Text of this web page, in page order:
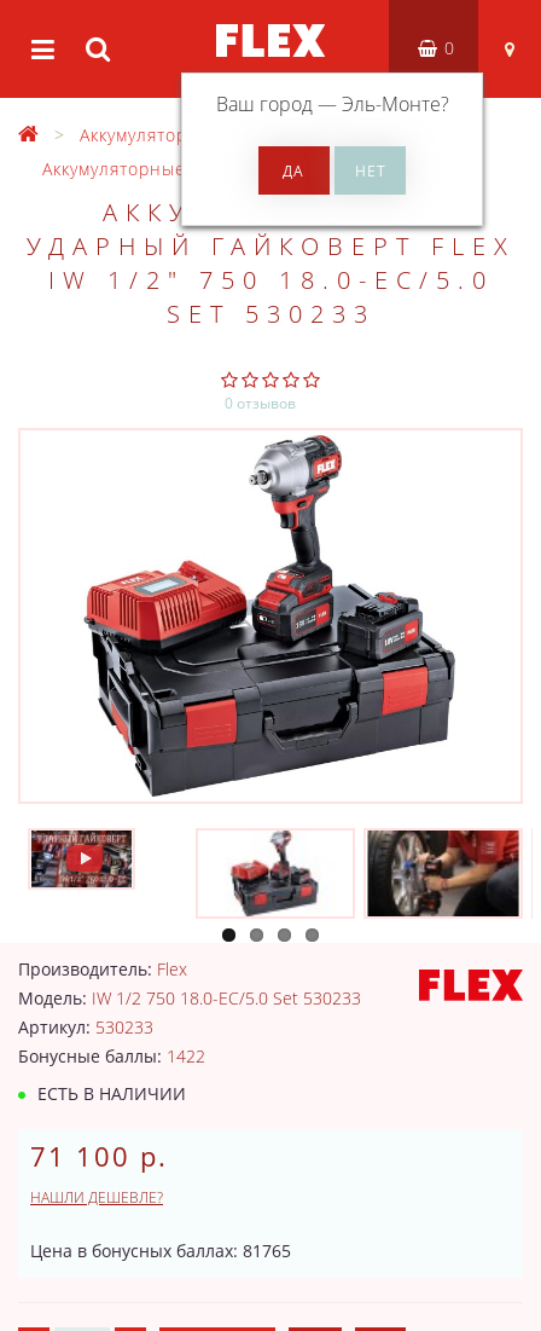
Ваш город —Эль-Монте?
0
Аккумуляторный инструмент
Аккумуляторные гайковерты
АККУМУЛЯТОРНЫЙ
УДАРНЫЙ ГАЙКОВЕРТ FLEX
IW 1/2" 750 18.0-EC/5.0
SET 530233
0 отзывов
Производитель: Flex
Модель: IW 1/2 750 18.0-EC/5.0 Set 530233
Артикул: 530233
Бонусные баллы: 1422
ЕСТЬ В НАЛИЧИИ
71 100 р.
НАШЛИ ДЕШЕВЛЕ?
Цена в бонусных баллах: 81765